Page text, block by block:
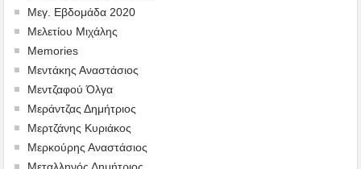
Μεγ. Εβδομάδα 2020
Μελετίου Μιχάλης
Memories
Μεντάκης Αναστάσιος
Μεντζαφού Όλγα
Μεράντζας Δημήτριος
Μερτζάνης Κυριάκος
Μερκούρης Αναστάσιος
Μεταλληνός Δημήτριος